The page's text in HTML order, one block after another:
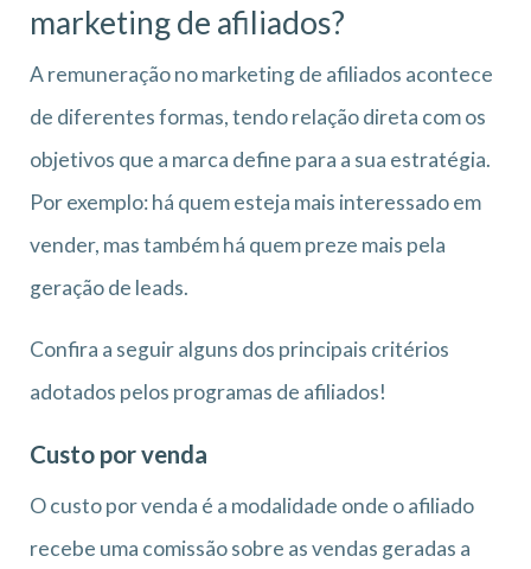
marketing de afiliados?
A remuneração no marketing de afiliados acontece
de diferentes formas, tendo relação direta com os
objetivos que a marca define para a sua estratégia.
Por exemplo: há quem esteja mais interessado em
vender, mas também há quem preze mais pela
geração de leads.
Confira a seguir alguns dos principais critérios
adotados pelos programas de afiliados!
Custo por venda
O custo por venda é a modalidade onde o afiliado
recebe uma comissão sobre as vendas geradas a